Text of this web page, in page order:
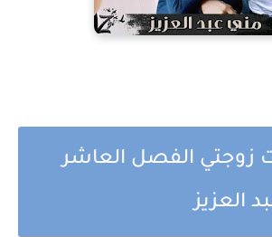
زوجتي الفصل العاشر
العزيز